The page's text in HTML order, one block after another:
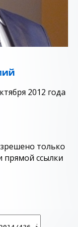
2012 года
только
прямой ссылки